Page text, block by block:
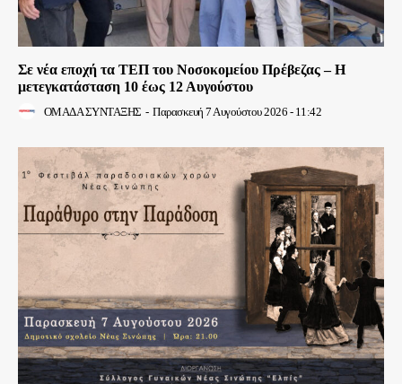
Σε νέα εποχή τα ΤΕΠ του Νοσοκομείου Πρέβεζας – Η
μετεγκατάσταση 10 έως 12 Αυγούστου
ΟΜΑΔΑ ΣΥΝΤΑΞΗΣ - Παρασκευή 7 Αυγούστου 2026 - 11:42